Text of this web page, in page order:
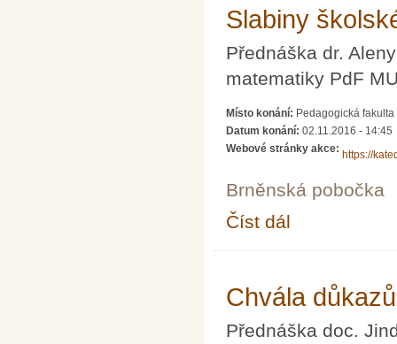
Slabiny
Přednáška dr.
matematiky PdF
Místo konání: Pedagogická
Datum konání: 02.11.2016 - 14:45
Webové stránky akce:
https://
Brněnská pobočka
Číst dál
Chvála důkazů
Přednáška doc.